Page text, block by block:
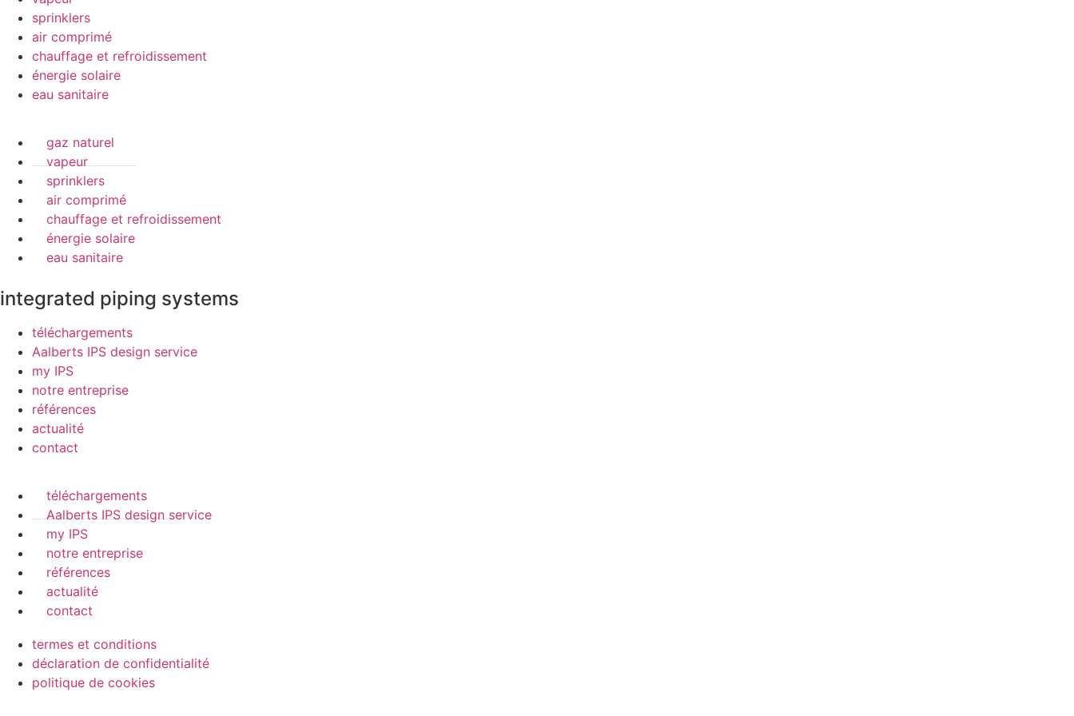
sprinklers
air comprimé
chauffage et refroidissement
énergie solaire
eau sanitaire
gaz naturel
vapeur
sprinklers
air comprimé
chauffage et refroidissement
énergie solaire
eau sanitaire
integrated piping systems
téléchargements
Aalberts IPS design service
my IPS
notre entreprise
références
actualité
contact
téléchargements
Aalberts IPS design service
my IPS
notre entreprise
références
actualité
contact
termes et conditions
déclaration de confidentialité
politique de cookies